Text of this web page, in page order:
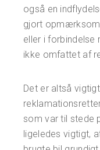
også en
gjort opmærksom
eller i forbindelse
ikke omfattet af
Det er altså
som var til stede
ligeledes vigtigt,